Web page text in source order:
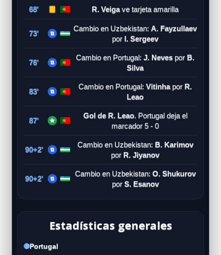
68' R. Veigave tarjeta amarilla
73'
Cambio en Uzbekistan: A. Fayzullaev
por I. Sergeev
76'
Cambio en Portugal: J. Neves por B.
Silva
83'
Cambio en Portugal: Vitinhapor R.
Leao
87'
Gol de R. Leao. Portugal deja el
marcador 5 - 0
90+2'
Cambio en Uzbekistan: B. Karimov
por R. Jiyanov
90+2'
Cambio en Uzbekistan: O. Shukurov
por S. Esanov
Estadísticas generales
Portugal